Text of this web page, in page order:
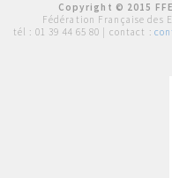
Copyright © 2015
Fédération Française des
tél : 01 39 44 65 80 | contact :